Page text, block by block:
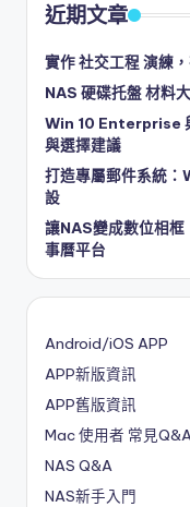
近期文章
實作 社交工程 演練
NAS 硬碟托盤 材料
Win 10 Enterprise
與選擇建議
打造專屬郵件系統
設
讓NAS變成數位相
事曆平台
Android/iOS APP
APP新版資訊
APP舊版資訊
Mac 使用者 常見
NAS Q&A
NAS新手入門